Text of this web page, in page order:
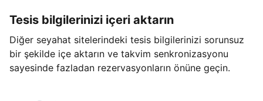
Tesis bilgilerinizi içeri aktarın
Diğer seyahat sitelerindeki tesis bilgilerinizi sorunsuz
bir şekilde içe aktarın ve takvim senkronizasyonu
sayesinde fazladan rezervasyonların önüne geçin.